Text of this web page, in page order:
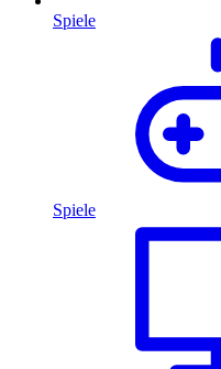
Spiele
Spiele